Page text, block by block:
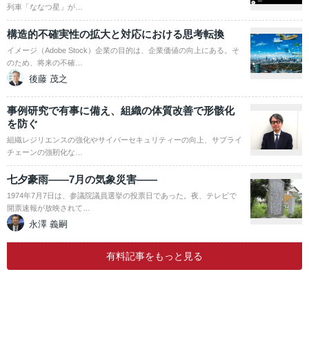
列車「ななつ星」が…
構造的不確実性の拡大と対応における思考転換
イメージ（Adobe Stock）企業の目的は、企業価値の向上にある。そ
のため、将来の不確…
後藤 茂之
事例研究で有事に備え、組織の体質改善で形骸化
を防ぐ
組織レジリエンスの強化やサイバーセキュリティーの向上、サプライ
チェーンの強靭化な…
七夕豪雨――7月の気象災害――
1974年7月7日は、参議院議員選挙の投票日であった。夜、テレビで
開票速報が放映されて…
永澤 義嗣
有料記事をもっと見る